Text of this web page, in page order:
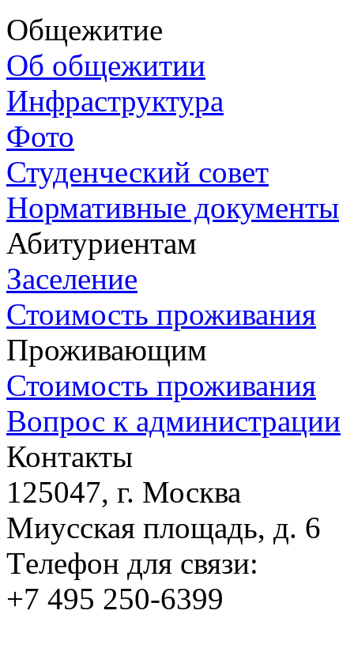
Общежитие
Об общежитии
Инфраструктура
Фото
Студенческий совет
Нормативные документы
Абитуриентам
Заселение
Стоимость проживания
Проживающим
Стоимость проживания
Вопрос к администрации
Контакты
125047, г. Москва
Миусская площадь, д. 6
Tелефон для связи:
+7 495 250-6399